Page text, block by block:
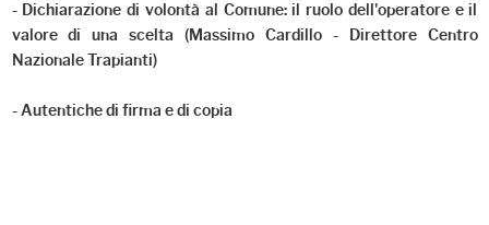
- Dichiarazione di volontà al Comune: il ruolo dell'operatore e il
valore di una scelta (Massimo Cardillo - Direttore Centro
Nazionale Trapianti)
- Autentiche di firma e di copia